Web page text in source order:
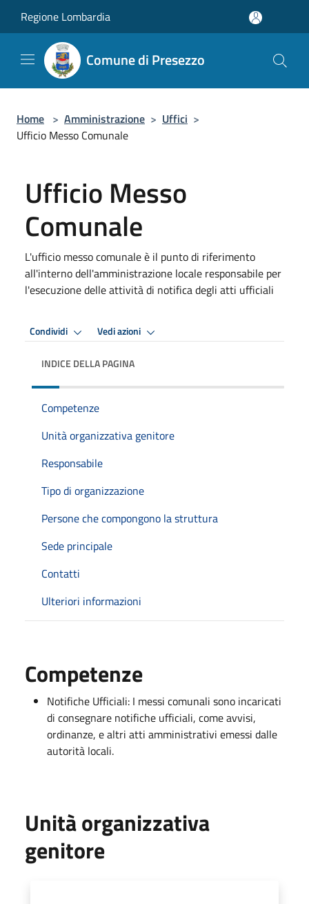
Regione Lombardia
Comune di Presezzo
Home > Amministrazione > Uffici >
Ufficio Messo Comunale
Ufficio Messo
Comunale
L'ufficio messo comunale è il punto di riferimento
all'interno dell'amministrazione locale responsabile per
l'esecuzione delle attività di notifica degli atti ufficiali
Condividi Vedi azioni
INDICE DELLA PAGINA
Competenze
Unità organizzativa genitore
Responsabile
Tipo di organizzazione
Persone che compongono la struttura
Sede principale
Contatti
Ulteriori informazioni
Competenze
Notifiche Ufficiali: I messi comunali sono incaricati
di consegnare notifiche ufficiali, come avvisi,
ordinanze, e altri atti amministrativi emessi dalle
autorità locali.
Unità organizzativa
genitore